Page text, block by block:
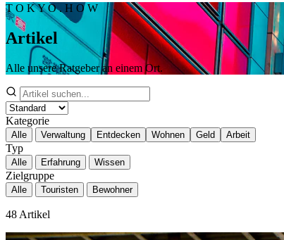
T O K Y O . H O W
Artikel
Alle unsere Ratgeber an einem Ort.
Kategorie
Alle Verwaltung Entdecken Wohnen Geld Arbeit
Typ
Alle Erfahrung Wissen
Zielgruppe
Alle Touristen Bewohner
48 Artikel